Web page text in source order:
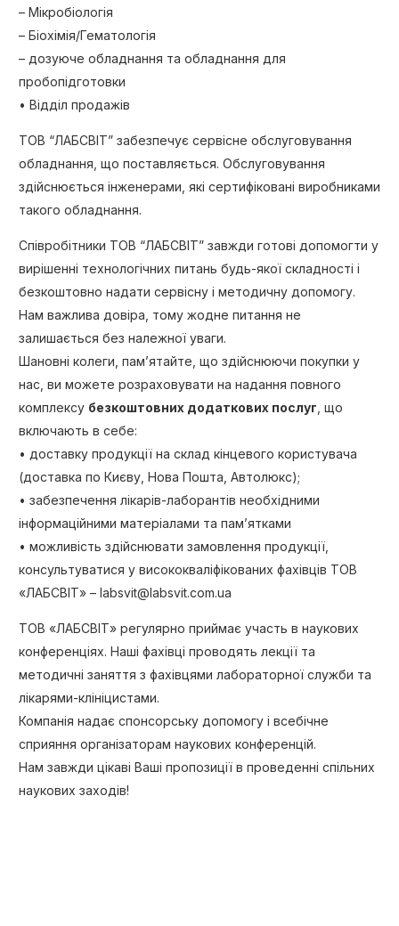
– Мікробіологія
– Біохімія/Гематологія
– дозуюче обладнання та обладнання для
пробопідготовки
• Відділ продажів
ТОВ “ЛАБСВІТ” забезпечує сервісне обслуговування
обладнання, що поставляється. Обслуговування
здійснюється інженерами, які сертифіковані виробниками
такого обладнання.
Співробітники ТОВ “ЛАБСВІТ” завжди готові допомогти у
вирішенні технологічних питань будь-якої складності і
безкоштовно надати сервісну і методичну допомогу.
Нам важлива довіра, тому жодне питання не
залишається без належної уваги.
Шановні колеги, пам’ятайте, що здійснюючи покупки у
нас, ви можете розраховувати на надання повного
комплексу безкоштовних додаткових послуг , що
включають в себе:
• доставку продукції на склад кінцевого користувача
(доставка по Києву, Нова Пошта, Автолюкс);
• забезпечення лікарів-лаборантів необхідними
інформаційними матеріалами та пам’ятками
• можливість здійснювати замовлення продукції,
консультуватися у висококваліфікованих фахівців ТОВ
«ЛАБСВІТ» – labsvit@labsvit.com.ua
ТОВ «ЛАБСВІТ» регулярно приймає участь в наукових
конференціях. Наші фахівці проводять лекції та
методичні заняття з фахівцями лабораторної служби та
лікарями-клініцистами.
Компанія надає спонсорську допомогу і всебічне
сприяння організаторам наукових конференцій.
Нам завжди цікаві Ваші пропозиції в проведенні спільних
наукових заходів!